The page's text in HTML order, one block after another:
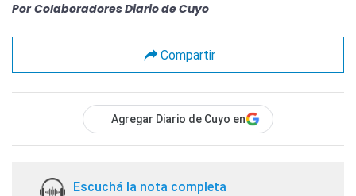
Por Colaboradores Diario de Cuyo
Compartir
Agregar Diario de Cuyo en
Escuchá la nota completa